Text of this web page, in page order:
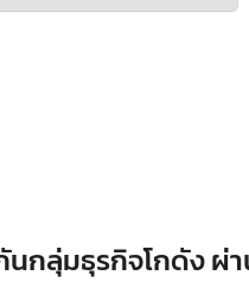
นกลุ่มธุรกิจโกดัง ผ่า